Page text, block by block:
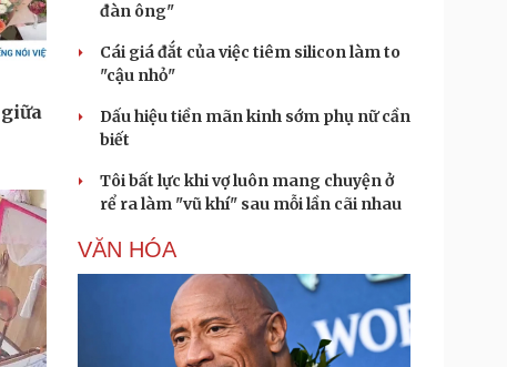
đàn ông"
Cái giá đắt của việc tiêm silicon làm to
"cậu nhỏ"
Dấu hiệu tiền mãn kinh sớm phụ nữ cần
biết
Tôi bất lực khi vợ luôn mang chuyện ở
rể ra làm "vũ khí" sau mỗi lần cãi nhau
VĂN HÓA